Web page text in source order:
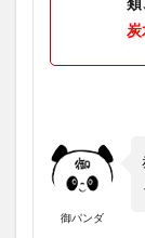
炭
御パンダ